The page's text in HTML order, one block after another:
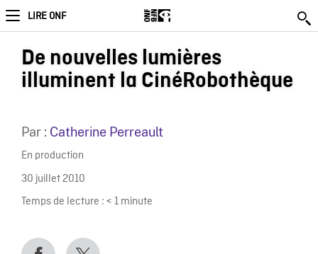
LIRE ONF
De nouvelles lumières
illuminent la CinéRobothèque
Par : Catherine Perreault
En production
30 juillet 2010
Temps de lecture : < 1 minute